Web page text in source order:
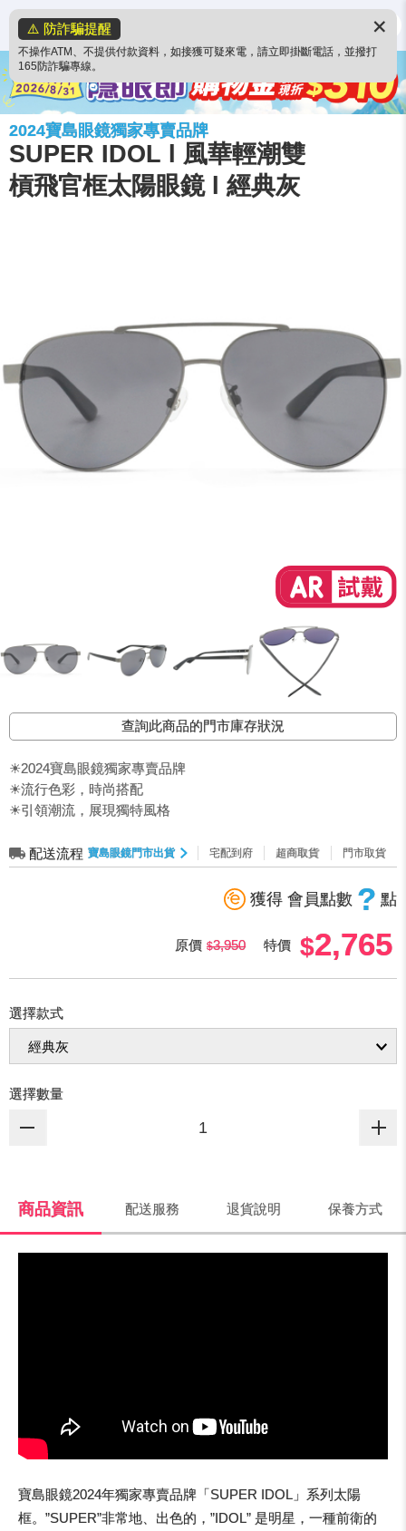
⚠️ 防詐騙提醒
不操作ATM、不提供付款資料，如接獲可疑來電，請立即掛斷電話，並撥打
165防詐騙專線。
✕
2024寶島眼鏡獨家專賣品牌
SUPER IDOL l 風華輕潮雙
槓飛官框太陽眼鏡 l 經典灰
查詢此商品的門市庫存狀況
☀2024寶島眼鏡獨家專賣品牌
☀流行色彩，時尚搭配
☀引領潮流，展現獨特風格
配送流程 寶島眼鏡門市出貨 宅配到府 超商取貨 門市取貨
獲得 會員點數 ? 點
原價 3,950 特價 2,765
選擇款式
選擇數量
商品資訊 配送服務 退貨說明 保養方式
寶島眼鏡2024年獨家專賣品牌「SUPER IDOL」系列太陽
框。”SUPER”非常地、出色的，”IDOL” 是明星，一種前衛的